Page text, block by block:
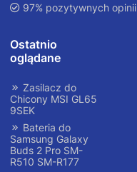
97% pozytywnych opinii
Ostatnio
oglądane
Zasilacz do
Chicony MSI GL65
9SEK
Bateria do
Samsung Galaxy
Buds 2 Pro SM-
R510 SM-R177